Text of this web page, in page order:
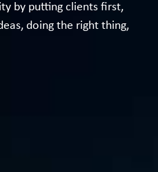
by putting clients first,
doing the right thing,